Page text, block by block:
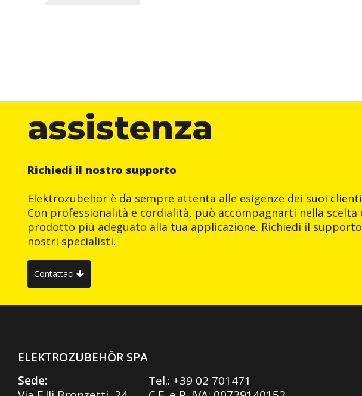
assistenza
Richiedi il nostro supporto
Elektrozubehör è da sempre attenta alle esigenze dei suoi
Con professionalità e cordialità, può accompagnarti nella scelta
prodotto più adeguato alla tua applicazione. Richiedi il
nostri specialisti.
Contattaci
ELEKTROZUBEHÖR SPA
Sede:
Tel.: +39 02 701471